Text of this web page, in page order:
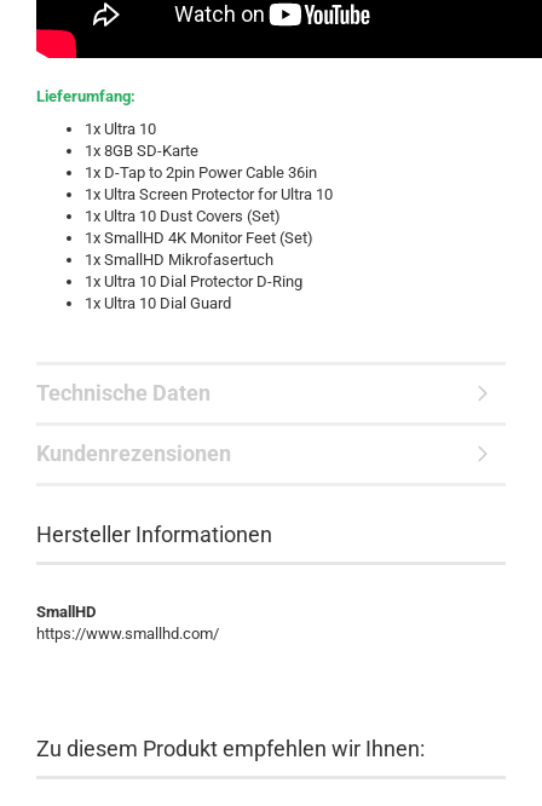
Lieferumfang:
1x Ultra 10
1x 8GB SD-Karte
1x D-Tap to 2pin Power Cable 36in
1x Ultra Screen Protector for Ultra 10
1x Ultra 10 Dust Covers (Set)
1x SmallHD 4K Monitor Feet (Set)
1x SmallHD Mikrofasertuch
1x Ultra 10 Dial Protector D-Ring
1x Ultra 10 Dial Guard
Technische Daten
Kundenrezensionen
Hersteller Informationen
SmallHD
https://www.smallhd.com/
Zu diesem Produkt empfehlen wir Ihnen: